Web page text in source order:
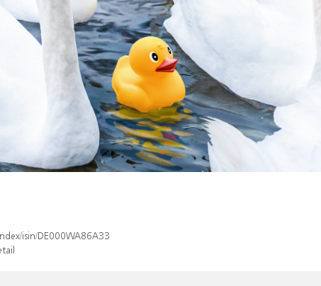
isin/DE000WA86A33